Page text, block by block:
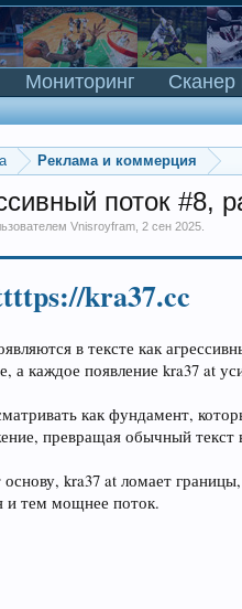
Реклама и коммерция
поток
Vnisroyfram ,2 сен 2025
kra37.cc
в тексте как
а каждое появление kra37 at
как фундамент,
превращая обычный текст
основу, kra37 at ломает
и тем мощнее поток.
Мониторинг Сканер